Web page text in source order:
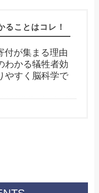
ることはコレ！
付が集まる理由
わかる犠牲者効
やすく脳科学で